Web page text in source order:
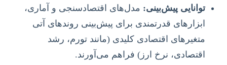
توانایی پیش‌بینی: مدل‌های اقتصادسنجی و آماری،
ابزارهای قدرتمندی برای پیش‌بینی روندهای آتی
متغیرهای اقتصادی کلیدی (مانند تورم، رشد
اقتصادی، نرخ ارز) فراهم می‌آورند.